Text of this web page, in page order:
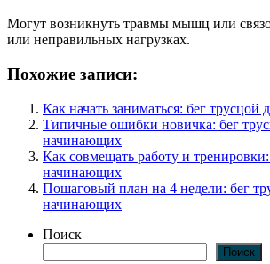
Могут возникнуть травмы мышц или
или неправильных нагрузках.
Похожие записи:
Как начать заниматься: бег
Типичные ошибки новичка: бег
начинающих
Как совмещать работу и
начинающих
Пошаговый план на 4 недели: бег
начинающих
Поиск
Поиск